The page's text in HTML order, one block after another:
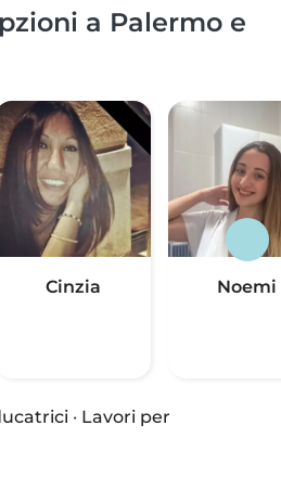
a Palermo e
Cinzia Noemi
· Lavori per